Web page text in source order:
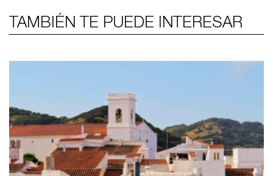
TAMBIÉN TE PUEDE INTERESAR